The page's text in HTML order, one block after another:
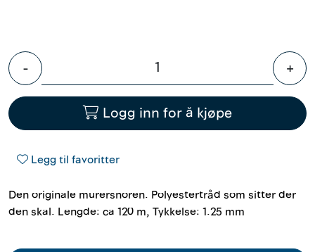
- +
Logg inn for å kjøpe
Legg til favoritter
Den originale murersnoren. Polyestertråd som sitter der
den skal. Lengde: ca 120 m, Tykkelse: 1.25 mm
Prosjekter
Kontakt